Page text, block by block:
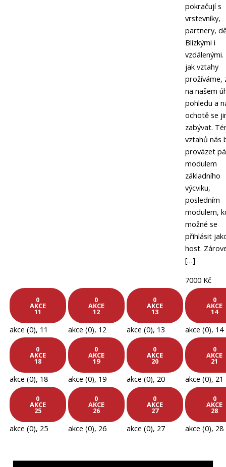
pokračují s
vrstevníky,
partnery,
Blízkými i
jak vztahy
prožíváme,
na našem
pohledu a
ochotě se
zabývat.
vztahů nás
provázet
modulem
základního
výcviku,
posledním
modulem,
možné se
přihlásit
host.
[…]
7000 Kč
0
AKCE
11
akce (0), 11
0
AKCE
12
akce (0), 12
0
AKCE
13
akce (0), 13
0
AKCE
14
akce (0), 14
0
AKCE
18
akce (0), 18
0
AKCE
19
akce (0), 19
0
AKCE
20
akce (0), 20
0
AKCE
21
akce (0), 21
0
AKCE
25
akce (0), 25
0
AKCE
26
akce (0), 26
0
AKCE
27
akce (0), 27
0
AKCE
28
akce (0), 28